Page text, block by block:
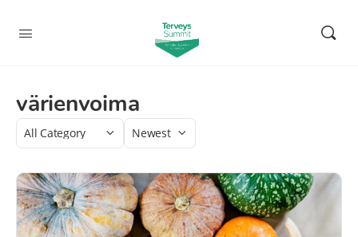
värienvoima
Category
Sort